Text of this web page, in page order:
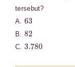
tersebut?
A.
63
B.
82
C.
3.780